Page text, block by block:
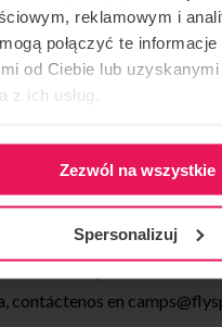
reklamowym i
połączyć te
od Ciebie lub
z ich usług.
Zezwól na wszystkie
Spersonalizuj
de bronce FAI World
de oro White Nights,
contáctenos en